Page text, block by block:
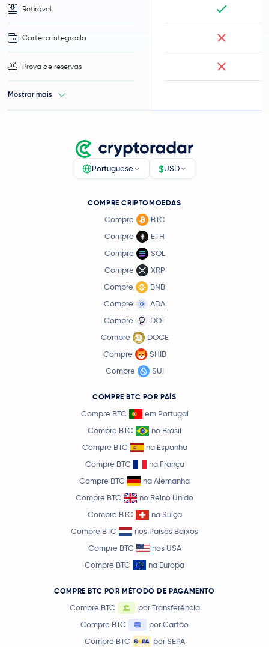
Retirável
Carteira integrada
Prova de reservas
Mostrar mais
Portuguese $USD
COMPRE CRIPTOMOEDAS
Compre
BTC
Compre
ETH
Compre
SOL
Compre
XRP
Compre
BNB
Compre
ADA
Compre
DOT
Compre
DOGE
Compre
SHIB
Compre
SUI
COMPRE BTC POR PAÍS
Compre BTC
em Portugal
Compre BTC
no Brasil
Compre BTC
na Espanha
Compre BTC
na França
Compre BTC
na Alemanha
Compre BTC
no Reino Unido
Compre BTC
na Suíça
Compre BTC
nos Países Baixos
Compre BTC
nos USA
Compre BTC
na Europa
COMPRE BTC POR MÉTODO DE PAGAMENTO
Compre BTC
por Transferência
Compre BTC
por Cartão
Compre BTC
por SEPA